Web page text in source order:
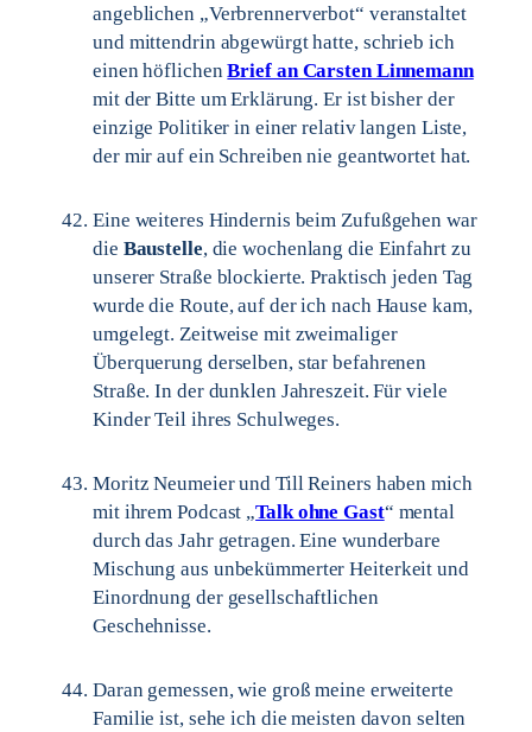
angeblichen „Verbrennerverbot“ veranstaltet
und mittendrin abgewürgt hatte, schrieb ich
einen höflichenBrief an Carsten Linnemann
mit der Bitte um Erklärung. Er ist bisher der
einzige Politiker in einer relativ langen Liste,
der mir auf ein Schreiben nie geantwortet hat.
Eine weiteres Hindernis beim Zufußgehen war
die Baustelle, die wochenlang die Einfahrt zu
unserer Straße blockierte. Praktisch jeden Tag
wurde die Route, auf der ich nach Hause kam,
umgelegt. Zeitweise mit zweimaliger
Überquerung derselben, star befahrenen
Straße. In der dunklen Jahreszeit. Für viele
Kinder Teil ihres Schulweges.
Moritz Neumeier und Till Reiners haben mich
mit ihrem Podcast „Talk ohne Gast“ mental
durch das Jahr getragen. Eine wunderbare
Mischung aus unbekümmerter Heiterkeit und
Einordnung der gesellschaftlichen
Geschehnisse.
Daran gemessen, wie groß meine erweiterte
Familie ist, sehe ich die meisten davon selten